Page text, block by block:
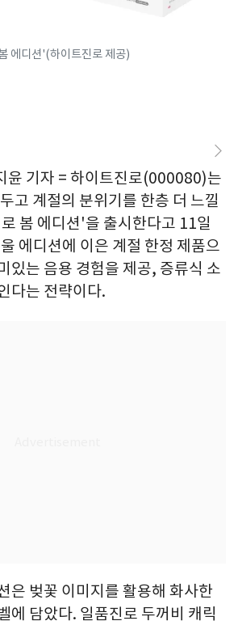
에디션'(하이트진로 제공)
윤 기자 = 하이트진로(000080)는
고 계절의 분위기를 한층 더 느낄
봄 에디션'을 출시한다고 11일
에디션에 이은 계절 한정 제품으
있는 음용 경험을 제공, 증류식 소
다는 전략이다.
은 벚꽃 이미지를 활용해 화사한
에 담았다. 일품진로 두꺼비 캐릭